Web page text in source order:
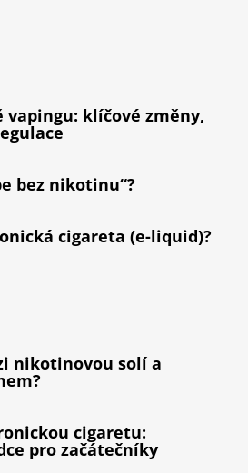
vapingu: klíčové změny,
bez nikotinu“?
cigareta (e-liquid)?
nikotinovou solí a
cigaretu:
pro začátečníky